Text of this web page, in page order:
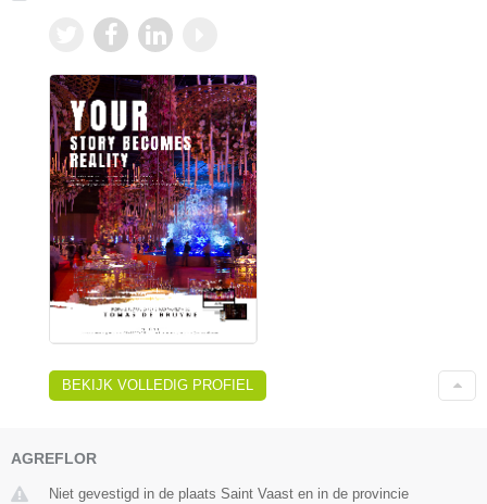
BEKIJK VOLLEDIG PROFIEL
AGREFLOR
Niet gevestigd in de plaats Saint Vaast en in de provincie